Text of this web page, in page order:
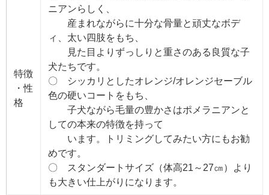
特徴
・性
格
ニアンらしく、
産まれながらに十分な骨量と頑丈なボデ
ィ、太い四肢をもち、
見た目よりずっしりと重さのある良質な子
犬たちです。
〇 シッカリとしたオレンジ/オレンジセーブル
色の硬いコートをもち、
子犬ながら毛量の豊かさはポメラニアンと
しての本来の特徴を持って
います。トリミングしてみたい方にもお勧
めです。
〇 スタンダートサイズ（体高21～27㎝）より
も大きい仕上がりになります。